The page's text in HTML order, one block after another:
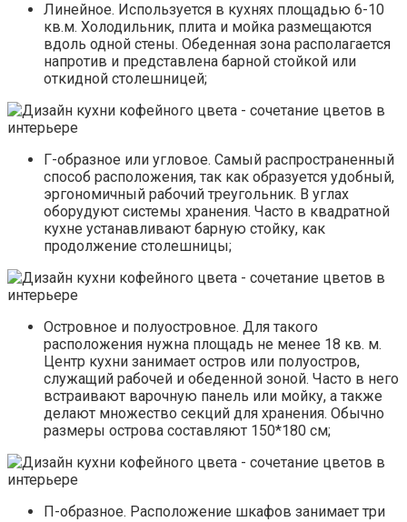
Линейное. Используется в кухнях площадью 6-10
кв.м. Холодильник, плита и мойка размещаются
вдоль одной стены. Обеденная зона располагается
напротив и представлена барной стойкой или
откидной столешницей;
Г-образное или угловое. Самый распространенный
способ расположения, так как образуется удобный,
эргономичный рабочий треугольник. В углах
оборудуют системы хранения. Часто в квадратной
кухне устанавливают барную стойку, как
продолжение столешницы;
Островное и полуостровное. Для такого
расположения нужна площадь не менее 18 кв. м.
Центр кухни занимает остров или полуостров,
служащий рабочей и обеденной зоной. Часто в него
встраивают варочную панель или мойку, а также
делают множество секций для хранения. Обычно
размеры острова составляют 150*180 см;
П-образное. Расположение шкафов занимает три